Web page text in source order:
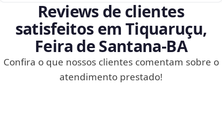
Reviews de clientes
satisfeitos em Tiquaruçu,
Feira de Santana‑BA
Confira o que nossos clientes comentam sobre o
atendimento prestado!